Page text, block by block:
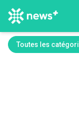
Toutes les